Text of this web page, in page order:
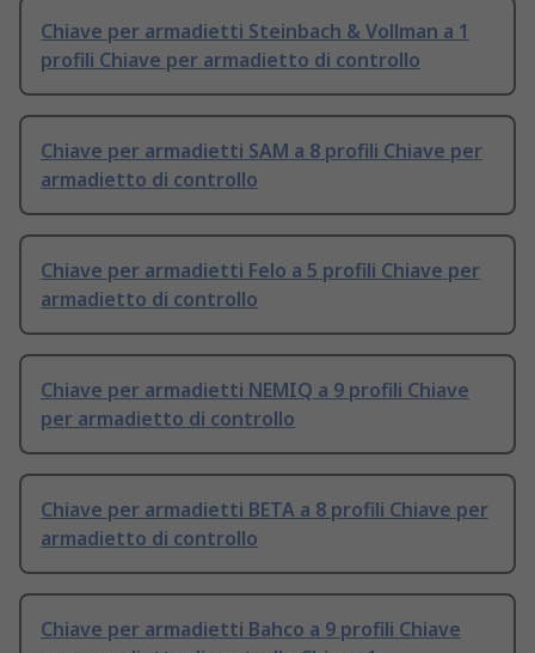
Chiave per armadietti Steinbach & Vollman a 1
profili Chiave per armadietto di controllo
Chiave per armadietti SAM a 8 profili Chiave per
armadietto di controllo
Chiave per armadietti Felo a 5 profili Chiave per
armadietto di controllo
Chiave per armadietti NEMIQ a 9 profili Chiave
per armadietto di controllo
Chiave per armadietti BETA a 8 profili Chiave per
armadietto di controllo
Chiave per armadietti Bahco a 9 profili Chiave